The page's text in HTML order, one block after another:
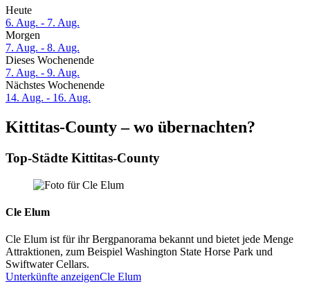
Heute
6. Aug. - 7. Aug.
Morgen
7. Aug. - 8. Aug.
Dieses Wochenende
7. Aug. - 9. Aug.
Nächstes Wochenende
14. Aug. - 16. Aug.
Kittitas-County – wo übernachten?
Top-Städte Kittitas-County
Cle Elum
Cle Elum ist für ihr Bergpanorama bekannt und bietet jede Menge
Attraktionen, zum Beispiel Washington State Horse Park und
Swiftwater Cellars.
Unterkünfte anzeigenCle Elum